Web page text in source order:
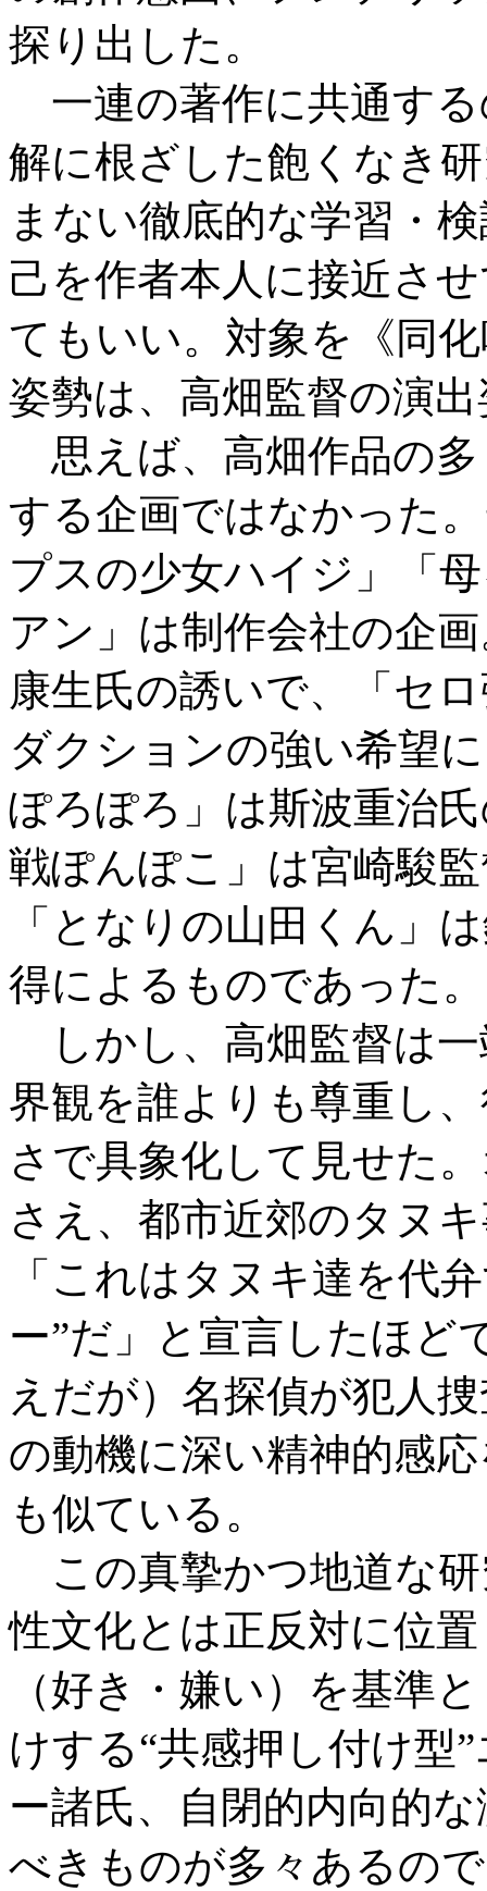
探り出した。
一連の著作に共通す
解に根ざした飽くなき
まない徹底的な学習・
己を作者本人に接近さ
てもいい。対象を《同
姿勢は、高畑監督の演
思えば、高畑作品の
する企画ではなかった
プスの少女ハイジ」「
アン」は制作会社の企
康生氏の誘いで、「セ
ダクションの強い希望
ぽろぽろ」は斯波重治
戦ぽんぽこ」は宮崎駿
「となりの山田くん」
得によるものであった。
しかし、高畑監督は
界観を誰よりも尊重し
さで具象化して見せた
さえ、都市近郊のタヌ
「これはタヌキ達を代
ー”だ」と宣言したほど
えだが）名探偵が犯人
の動機に深い精神的感
も似ている。
この真摯かつ地道な研
性文化とは正反対に位
（好き・嫌い）を基準
けする“共感押し付け型
ー諸氏、自閉的内向的
べきものが多々あるの